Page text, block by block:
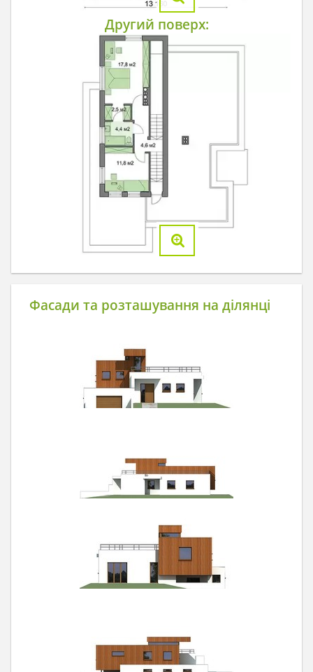
Другий поверх:
Фасади та розташування на ділянці